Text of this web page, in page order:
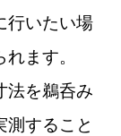
行いたい場
ます。
法を鵜呑み
測すること